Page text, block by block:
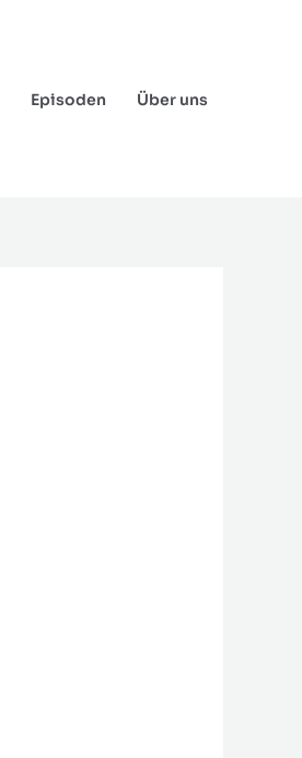
Episoden Über uns